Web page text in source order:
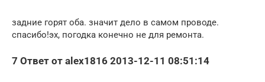
задние горят оба. значит дело в самом проводе.
спасибо!эх, погодка конечно не для ремонта.
7 Ответ от alex1816 2013-12-11 08:51:14